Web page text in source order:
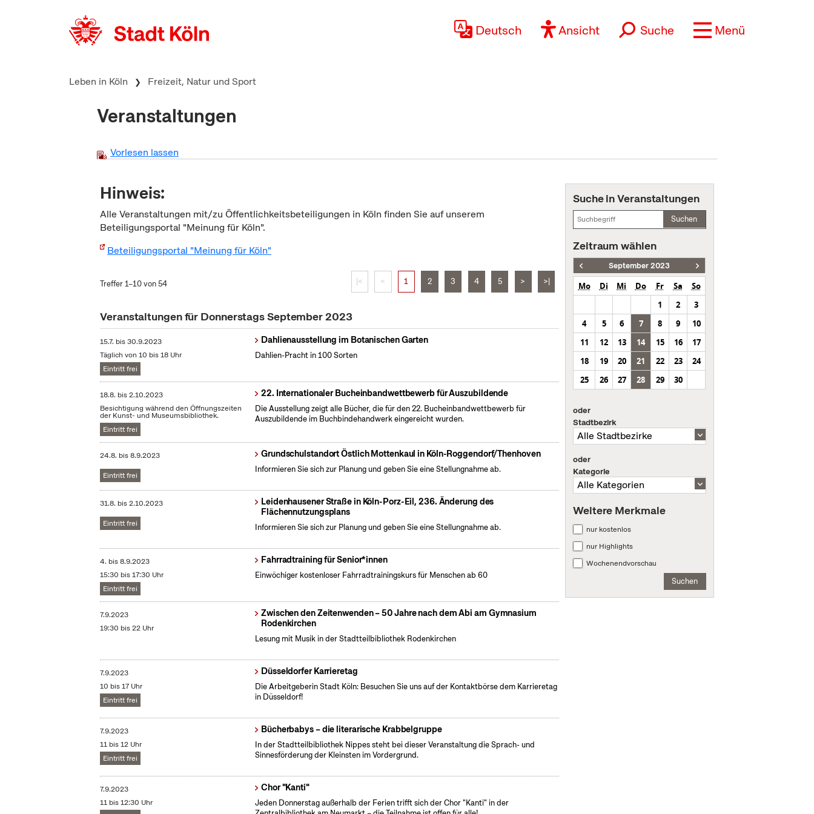
Deutsch Ansicht Suche Menü
Leben in Köln Freizeit, Natur und Sport
Veranstaltungen
Vorlesen lassen
Hinweis:
Alle Veranstaltungen mit/zu Öffentlichkeitsbeteiligungen in Köln finden Sie auf unserem
Beteiligungsportal "Meinung für Köln".
Beteiligungsportal "Meinung für Köln"
Treffer 1–10 von 54 |< < 1 2 3 4 5 > >|
Veranstaltungen für Donnerstags September 2023
15.7. bis30.9.2023
Täglich von 10 bis 18 Uhr
Eintritt frei
Dahlienausstellung im Botanischen Garten
Dahlien-Pracht in 100 Sorten
18.8. bis2.10.2023
Besichtigung während den Öffnungszeiten
der Kunst- und Museumsbibliothek.
Eintritt frei
22. Internationaler Bucheinbandwettbewerb für Auszubildende
Die Ausstellung zeigt alle Bücher, die für den 22. Bucheinbandwettbewerb für
Auszubildende im Buchbindehandwerk eingereicht wurden.
24.8. bis8.9.2023
Eintritt frei
Grundschulstandort Östlich Mottenkaul in Köln-Roggendorf/Thenhoven
Informieren Sie sich zur Planung und geben Sie eine Stellungnahme ab.
31.8. bis2.10.2023
Eintritt frei
Leidenhausener Straße in Köln-Porz-Eil, 236. Änderung des
Flächennutzungsplans
Informieren Sie sich zur Planung und geben Sie eine Stellungnahme ab.
4. bis8.9.2023
15:30 bis 17:30 Uhr
Eintritt frei
Fahrradtraining für Senior*innen
Einwöchiger kostenloser Fahrradtrainingskurs für Menschen ab 60
7.9.2023
19:30 bis 22 Uhr
Zwischen den Zeitenwenden – 50 Jahre nach dem Abi am Gymnasium
Rodenkirchen
Lesung mit Musik in der Stadtteilbibliothek Rodenkirchen
7.9.2023
10 bis 17 Uhr
Eintritt frei
Düsseldorfer Karrieretag
Die Arbeitgeberin Stadt Köln: Besuchen Sie uns auf der Kontaktbörse dem Karrieretag
in Düsseldorf!
7.9.2023
11 bis 12 Uhr
Eintritt frei
Bücherbabys – die literarische Krabbelgruppe
In der Stadtteilbibliothek Nippes steht bei dieser Veranstaltung die Sprach- und
Sinnesförderung der Kleinsten im Vordergrund.
7.9.2023
11 bis 12:30 Uhr
Chor "Kanti"
Jeden Donnerstag außerhalb der Ferien trifft sich der Chor "Kanti" in der
Suche in Veranstaltungen
Suchen
Zeitraum wählen
September 2023
Mo Di Mi Do Fr Sa
So
1
2
3
4
5 6 7 8 9
10
11
12 13 14 15 16
17
18
19 20 21 22 23
24
25
26 27 28 29 30
oder
Stadtbezirk
oder
Kategorie
Weitere Merkmale
nur kostenlos
nur Highlights
Wochenendvorschau
Suchen